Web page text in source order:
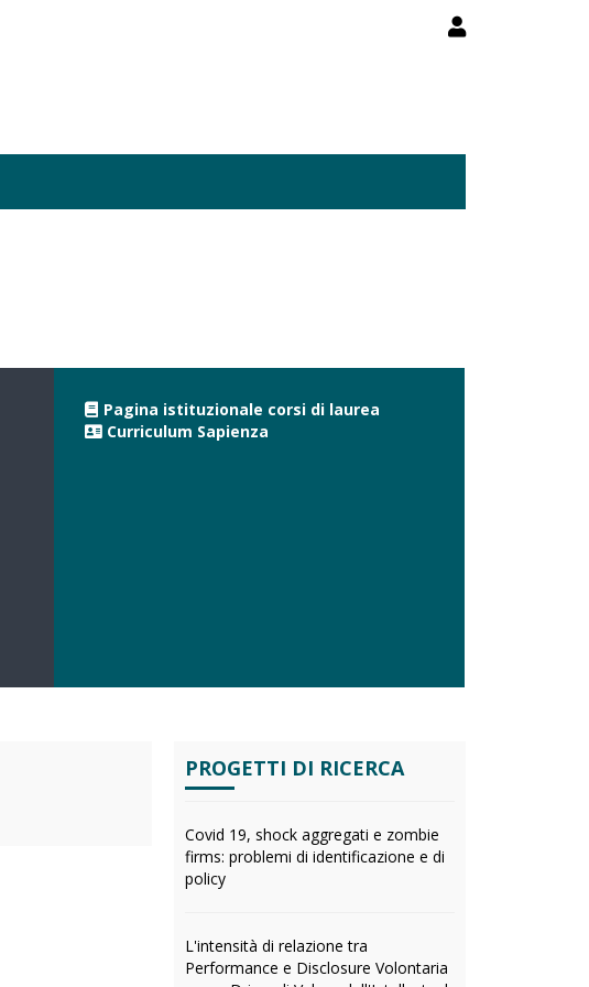
Pagina istituzionale corsi di laurea
Curriculum Sapienza
PROGETTI DI RICERCA
Covid 19, shock aggregati e zombie
firms: problemi di identificazione e di
policy
L'intensità di relazione tra
Performance e Disclosure Volontaria